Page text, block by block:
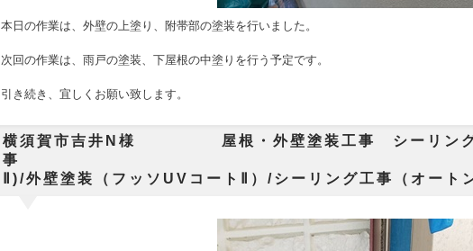
本日の作業は、 外壁の上塗り、附帯部の塗装を行いました。
次回の作業は、雨戸の塗装、下屋根の中塗りを行う予定です。
引き続き、宜しくお願い致します。
横須賀市吉井N様 屋根・外壁塗装工事 シーリン
事 屋根塗装(フッ
Ⅱ)/外壁塗装（フッソUVコートⅡ）/シーリング工事（オー